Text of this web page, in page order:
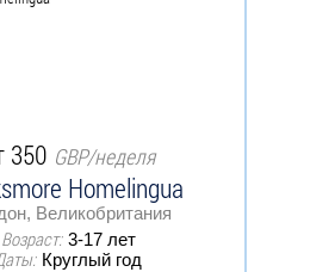
350 GBP/неделя
Homelingua
Великобритания
Возраст: 3-17 лет
Круглый год